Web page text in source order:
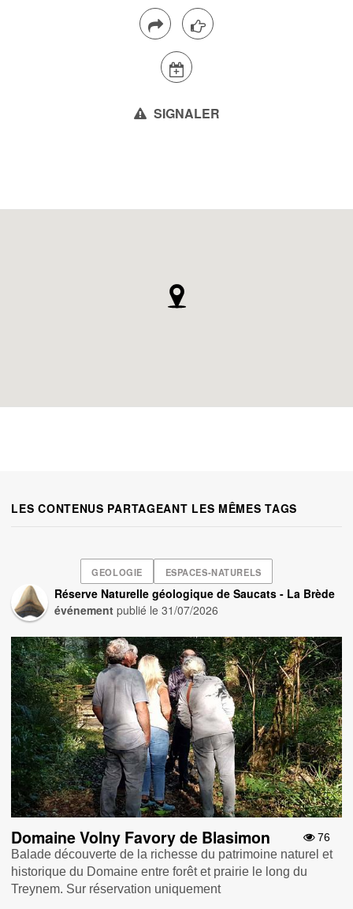
SIGNALER
LES CONTENUS PARTAGEANT LES MÊMES TAGS
GEOLOGIE ESPACES-NATURELS
Réserve Naturelle géologique de Saucats - La Brède
événement publié le31/07/2026
76
Domaine Volny Favory de Blasimon
Balade découverte de la richesse du patrimoine naturel et
historique du Domaine entre forêt et prairie le long du
Treynem. Sur réservation uniquement